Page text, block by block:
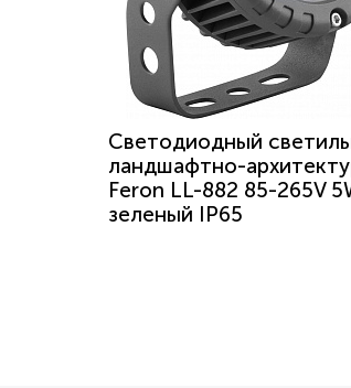
Светодиодный
ландшафтно-
Feron LL-882 85-265V
зеленый IP65